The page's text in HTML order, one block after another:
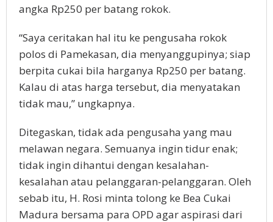
angka Rp250 per batang rokok.
“Saya ceritakan hal itu ke pengusaha rokok
polos di Pamekasan, dia menyanggupinya; siap
berpita cukai bila harganya Rp250 per batang.
Kalau di atas harga tersebut, dia menyatakan
tidak mau,” ungkapnya.
Ditegaskan, tidak ada pengusaha yang mau
melawan negara. Semuanya ingin tidur enak;
tidak ingin dihantui dengan kesalahan-
kesalahan atau pelanggaran-pelanggaran. Oleh
sebab itu, H. Rosi minta tolong ke Bea Cukai
Madura bersama para OPD agar aspirasi dari